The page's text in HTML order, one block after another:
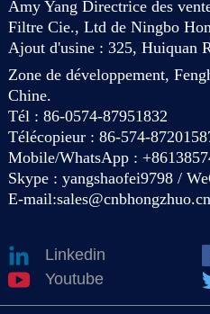
Amy Yang Directrice des
Filtre Cie., Ltd de Ningbo
Ajout d'usine : 325, Huiquan
Zone de développement,
Chine.
Tél : 86-0574-87951832
Télécopieur : 86-574-
Mobile/WhatsApp :
Skype : yangshaofei9798 /
E-mail:sales@cnbhongzhuo.cn
Linkedin
Youtube